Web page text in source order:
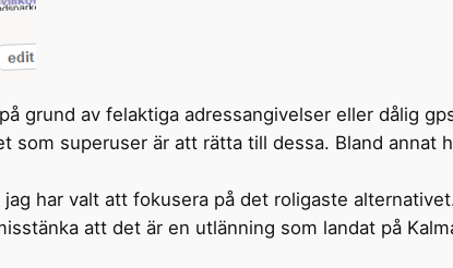
grund av felaktiga adressangivelser eller dålig
superuser är att rätta till dessa. Bland annat
har valt att fokusera på det roligaste
att det är en utlänning som landat på